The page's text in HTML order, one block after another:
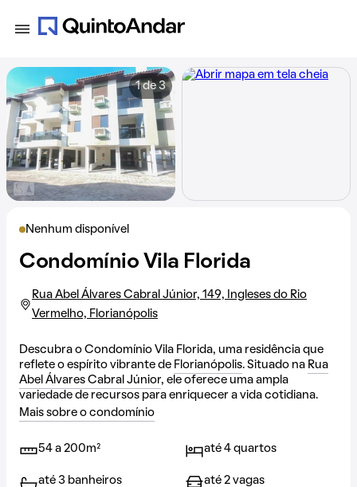
Nenhum disponível
Condomínio Vila Florida
Rua Abel Álvares Cabral Júnior, 149, Ingleses do Rio
Vermelho, Florianópolis
Descubra o Condomínio Vila Florida, uma residência que
reflete o espírito vibrante de Florianópolis. Situado na Rua
Abel Álvares Cabral Júnior, ele oferece uma ampla
variedade de recursos para enriquecer a vida cotidiana.
Mais sobre o condomínio
54 a 200m² até 4 quartos
até 3 banheiros até 2 vagas
1 de 3